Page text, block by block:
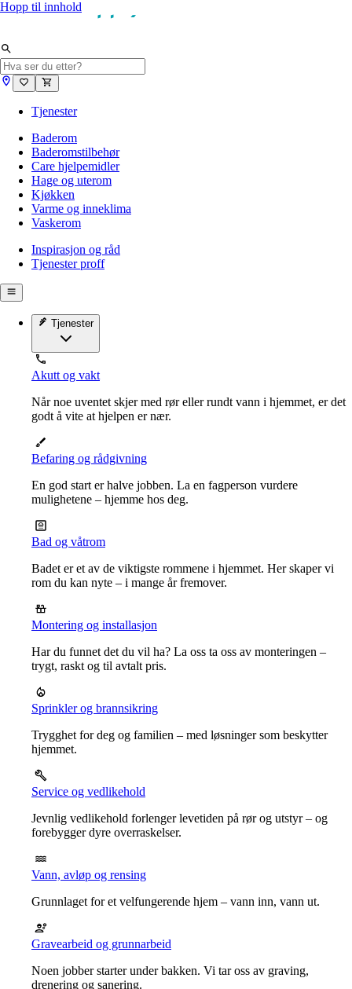
Hopp til innhold
Tjenester
Baderom
Baderomstilbehør
Care hjelpemidler
Hage og uterom
Kjøkken
Varme og inneklima
Vaskerom
Inspirasjon og råd
Tjenester proff
Tjenester
Akutt og vakt
Når noe uventet skjer med rør eller rundt vann i hjemmet, er det
godt å vite at hjelpen er nær.
Befaring og rådgivning
En god start er halve jobben. La en fagperson vurdere
mulighetene – hjemme hos deg.
Bad og våtrom
Badet er et av de viktigste rommene i hjemmet. Her skaper vi
rom du kan nyte – i mange år fremover.
Montering og installasjon
Har du funnet det du vil ha? La oss ta oss av monteringen –
trygt, raskt og til avtalt pris.
Sprinkler og brannsikring
Trygghet for deg og familien – med løsninger som beskytter
hjemmet.
Service og vedlikehold
Jevnlig vedlikehold forlenger levetiden på rør og utstyr – og
forebygger dyre overraskelser.
Vann, avløp og rensing
Grunnlaget for et velfungerende hjem – vann inn, vann ut.
Gravearbeid og grunnarbeid
Noen jobber starter under bakken. Vi tar oss av graving,
drenering og sanering.